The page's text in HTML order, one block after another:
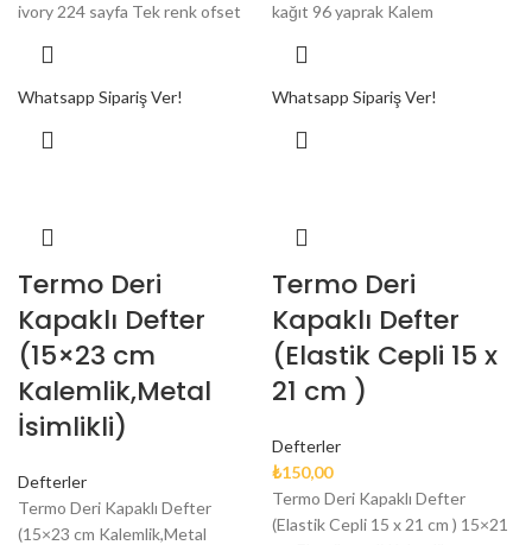
ivory 224 sayfa Tek renk ofset
Whatsapp Sipariş Ver!
kağıt 96 yaprak Kalem
Whatsapp Sipariş Ver!
Termo Deri
Kapaklı Defter
(15×23 cm
Kalemlik,Metal
İsimlikli)
Defterler
Termo Deri Kapaklı Defter
(15×23 cm Kalemlik,Metal
Termo Deri
Kapaklı Defter
(Elastik Cepli 15 x
21 cm )
Defterler
₺150,00
Termo Deri Kapaklı Defter
(Elastik Cepli 15 x 21 cm ) 15×21